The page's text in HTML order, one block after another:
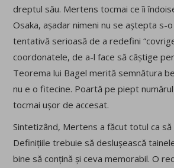
dreptul său. Mertens tocmai ce îi
Osaka, așadar nimeni nu se aștepta s-
tentativă serioasă de a redefini
coordonatele, de a-l face să câștige
Teorema lui Bagel merită semnătura
nu e o fitecine. Poartă pe piept
tocmai ușor de accesat.
Sintetizând, Mertens a făcut totul ca să
Definițiile trebuie să deslușească
bine să conțină și ceva memorabil. O